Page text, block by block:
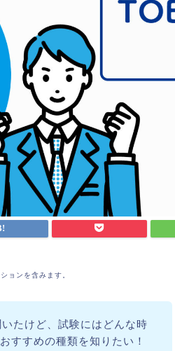
ョンを含みます。
たけど、試験にはどんな時
すすめの種類を知りたい！